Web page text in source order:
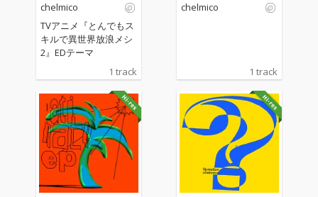
chelmico
TVアニメ『とんでもス
キルで異世界放浪メシ
2』EDテーマ
1 track
chelmico
1 track